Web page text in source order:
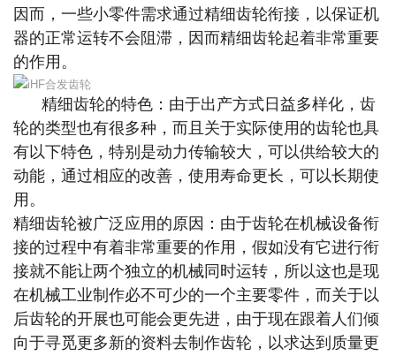
因而，一些小零件需求通过精细齿轮衔接，以保证机
器的正常运转不会阻滞，因而精细齿轮起着非常重要
的作用。
iHF合发齿轮
精细齿轮的特色：由于出产方式日益多样化，齿
轮的类型也有很多种，而且关于实际使用的齿轮也具
有以下特色，特别是动力传输较大，可以供给较大的
动能，通过相应的改善，使用寿命更长，可以长期使
用。
精细齿轮被广泛应用的原因：由于齿轮在机械设备衔
接的过程中有着非常重要的作用，假如没有它进行衔
接就不能让两个独立的机械同时运转，所以这也是现
在机械工业制作必不可少的一个主要零件，而关于以
后齿轮的开展也可能会更先进，由于现在跟着人们倾
向于寻觅更多新的资料去制作齿轮，以求达到质量更